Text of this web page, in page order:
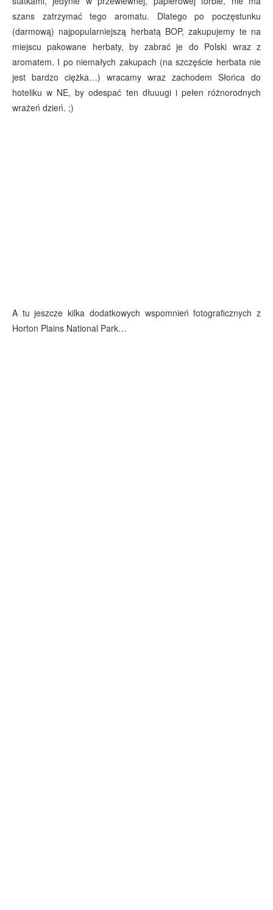
szans zatrzymać tego aromatu. Dlatego po poczęstunku
(darmową) najpopularniejszą herbatą BOP, zakupujemy te na
miejscu pakowane herbaty, by zabrać je do Polski wraz z
aromatem. I po niemałych zakupach (na szczęście herbata nie
jest bardzo ciężka…) wracamy wraz zachodem Słońca do
hoteliku w NE, by odespać ten dłuuugi i pełen różnorodnych
wrażeń dzień. ;)
A tu jeszcze kilka dodatkowych wspomnień fotograficznych z
Horton Plains National Park…